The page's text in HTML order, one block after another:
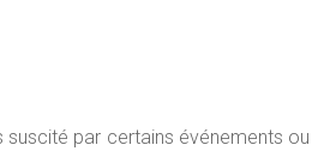
par certains événements ou